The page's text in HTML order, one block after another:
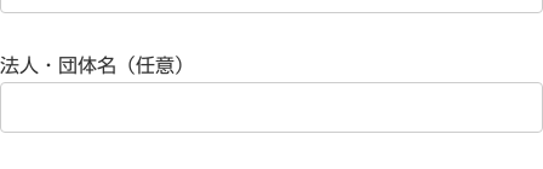
法人・団体名（任意）